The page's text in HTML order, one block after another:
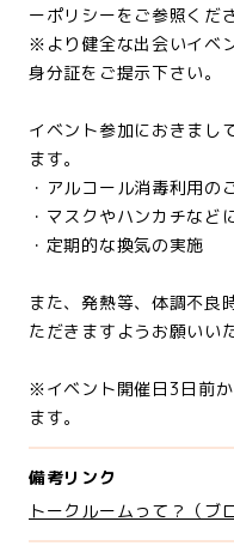
ーポリシーをご参照くださ
※より健全な出会いイベ
身分証をご提示下さい。
イベント参加におきまし
ます。
・アルコール消毒利用の
・マスクやハンカチなど
・定期的な換気の実施
また、発熱等、体調不良
ただきますようお願いい
※イベント開催日3日前
ます。
備考リンク
トークルームって？（ブ